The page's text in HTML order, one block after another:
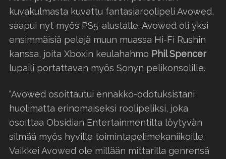
kuvakulmasta kuvattu fantasiaroolipeli Avowed,
saapui nyt myös PS5-alustalle. Avowed oli yksi
ensimmäisiä pelejä muun muassa Hi-Fi Rushin
kanssa, joita Xboxin keulahahmo Phil Spencer
lupaili portattavan myös Sonyn pelikonsolille.
“Avowed osoittautui ennakko-odotuksistani
huolimatta erinomaiseksi roolipeliksi, joka
osoittaa Obsidian Entertainmentilta löytyvän
silmää myös hyville toimintapelimekaniikoille.
Vaikkei Avowed ole millään mittarilla genrensä